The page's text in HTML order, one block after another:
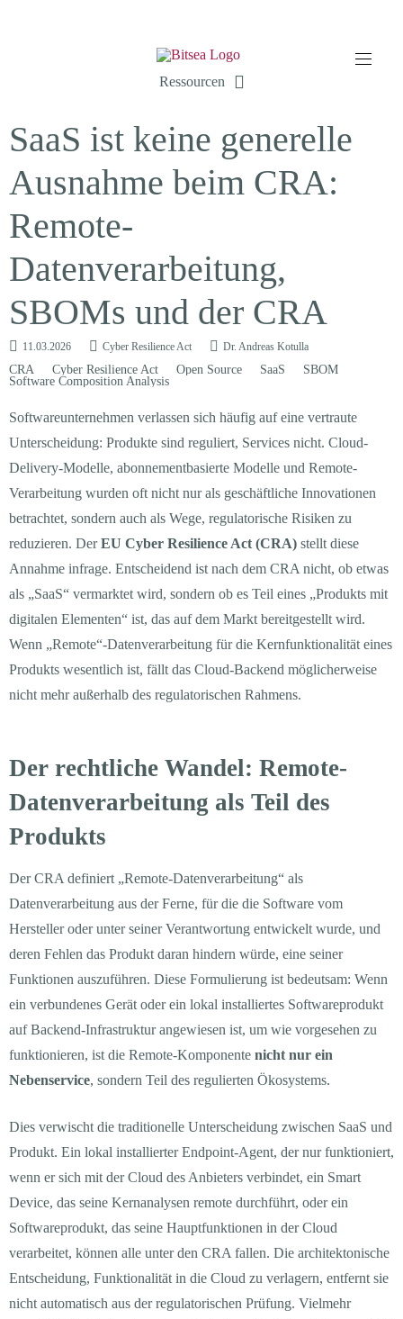
Ressourcen
SaaS ist keine generelle
Ausnahme beim CRA:
Remote-
Datenverarbeitung,
SBOMs und der CRA
11.03.2026 Cyber Resilience Act Dr. Andreas Kotulla
CRA Cyber Resilience Act Open Source SaaS
SBOM
Software Composition Analysis
Softwareunternehmen verlassen sich häufig auf eine vertraute
Unterscheidung: Produkte sind reguliert, Services nicht. Cloud-
Delivery-Modelle, abonnementbasierte Modelle und Remote-
Verarbeitung wurden oft nicht nur als geschäftliche Innovationen
betrachtet, sondern auch als Wege, regulatorische Risiken zu
reduzieren. DerEU Cyber Resilience Act (CRA) stellt diese
Annahme infrage. Entscheidend ist nach dem CRA nicht, ob etwas
als „SaaS“ vermarktet wird, sondern ob es Teil eines „Produkts mit
digitalen Elementen“ ist, das auf dem Markt bereitgestellt wird.
Wenn „Remote“-Datenverarbeitung für die Kernfunktionalität eines
Produkts wesentlich ist, fällt das Cloud-Backend möglicherweise
nicht mehr außerhalb des regulatorischen Rahmens.
Der rechtliche Wandel: Remote-
Datenverarbeitung als Teil des
Produkts
Der CRA definiert „Remote-Datenverarbeitung“ als
Datenverarbeitung aus der Ferne, für die die Software vom
Hersteller oder unter seiner Verantwortung entwickelt wurde, und
deren Fehlen das Produkt daran hindern würde, eine seiner
Funktionen auszuführen. Diese Formulierung ist bedeutsam: Wenn
ein verbundenes Gerät oder ein lokal installiertes Softwareprodukt
auf Backend-Infrastruktur angewiesen ist, um wie vorgesehen zu
funktionieren, ist die Remote-Komponente nicht nur ein
Nebenservice, sondern Teil des regulierten Ökosystems.
Dies verwischt die traditionelle Unterscheidung zwischen SaaS und
Produkt. Ein lokal installierter Endpoint-Agent, der nur funktioniert,
wenn er sich mit der Cloud des Anbieters verbindet, ein Smart
Device, das seine Kernanalysen remote durchführt, oder ein
Softwareprodukt, das seine Hauptfunktionen in der Cloud
verarbeitet, können alle unter den CRA fallen. Die architektonische
Entscheidung, Funktionalität in die Cloud zu verlagern, entfernt sie
nicht automatisch aus der regulatorischen Prüfung. Vielmehr